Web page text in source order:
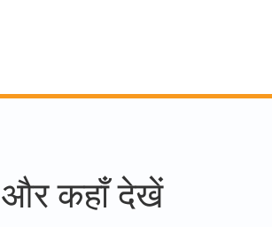
और कहाँ देखें